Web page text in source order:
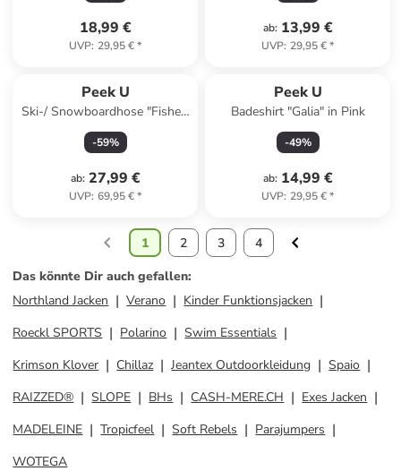
18,99 €
UVP: 29,95 €*
ab: 13,99 €
UVP: 29,95 €*
Peek U
Ski-/ Snowboardhose "Fisher"
in Dunkelblau
-59%
ab: 27,99 €
UVP: 69,95 €*
Peek U
Badeshirt "Galia" in Pink
-49%
ab: 14,99 €
UVP: 29,95 €*
1 2 3
4
Das könnte Dir auch gefallen:
Northland Jacken
Verano
Kinder Funktionsjacken
Roeckl SPORTS
Polarino
Swim Essentials
Krimson Klover
Chillaz Jeantex Outdoorkleidung
Spaio
RAIZZED®
SLOPE BHs CASH-MERE.CH
Exes Jacken
MADELEINE
Tropicfeel Soft Rebels
Parajumpers
WOTEGA